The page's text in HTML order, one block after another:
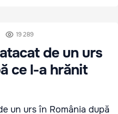
19 289
de un urs
ce l-a hrănit
un urs în România după